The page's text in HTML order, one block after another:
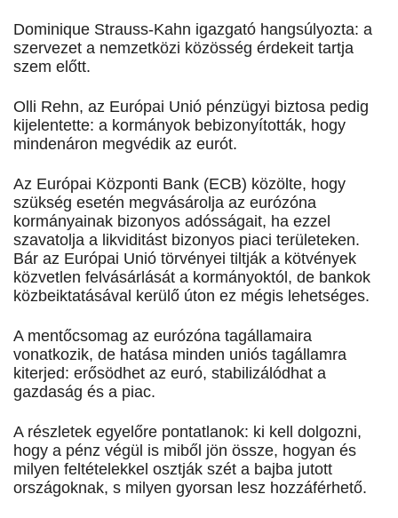
Dominique Strauss-Kahn igazgató hangsúlyozta: a
szervezet a nemzetközi közösség érdekeit tartja
szem előtt.
Olli Rehn, az Európai Unió pénzügyi biztosa pedig
kijelentette: a kormányok bebizonyították, hogy
mindenáron megvédik az eurót.
Az Európai Központi Bank (ECB) közölte, hogy
szükség esetén megvásárolja az eurózóna
kormányainak bizonyos adósságait, ha ezzel
szavatolja a likviditást bizonyos piaci területeken.
Bár az Európai Unió törvényei tiltják a kötvények
közvetlen felvásárlását a kormányoktól, de bankok
közbeiktatásával kerülő úton ez mégis lehetséges.
A mentőcsomag az eurózóna tagállamaira
vonatkozik, de hatása minden uniós tagállamra
kiterjed: erősödhet az euró, stabilizálódhat a
gazdaság és a piac.
A részletek egyelőre pontatlanok: ki kell dolgozni,
hogy a pénz végül is miből jön össze, hogyan és
milyen feltételekkel osztják szét a bajba jutott
országoknak, s milyen gyorsan lesz hozzáférhető.